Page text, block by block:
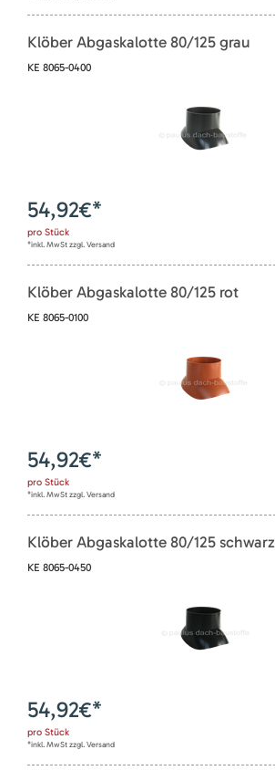
Klöber Abgaskalotte 80/125 grau
KE 8065-0400
54,92€*
pro Stück
*inkl. MwSt zzgl. Versand
Klöber Abgaskalotte 80/125 rot
KE 8065-0100
54,92€*
pro Stück
*inkl. MwSt zzgl. Versand
Klöber Abgaskalotte 80/125 schwarz
KE 8065-0450
54,92€*
pro Stück
*inkl. MwSt zzgl. Versand